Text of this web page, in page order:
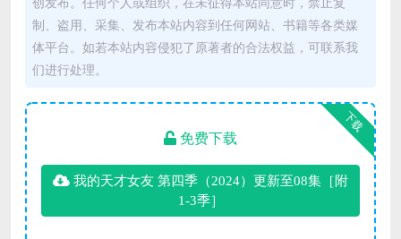
制、盗用、采集、发布本站内容到任何网站、书籍等各类媒
体平台。如若本站内容侵犯了原著者的合法权益，可联系我
们进行处理。
下载
免费下载
我的天才女友 第四季（2024）更新至08集［附
1-3季］